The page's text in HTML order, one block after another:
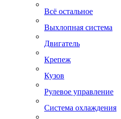
Всё остальное
Выхлопная система
Двигатель
Крепеж
Кузов
Рулевое управление
Система охлаждения